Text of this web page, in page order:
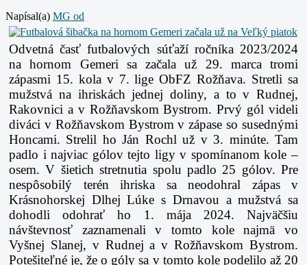
Napísal(a) MG od
Odvetná časť futbalových súťaží ročníka 2023/2024
na hornom Gemeri sa začala už 29. marca tromi
zápasmi 15. kola v 7. lige ObFZ Rožňava. Stretli sa
mužstvá na ihriskách jednej doliny, a to v Rudnej,
Rakovnici a v Rožňavskom Bystrom. Prvý gól videli
diváci v Rožňavskom Bystrom v zápase so susednými
Honcami. Strelil ho Ján Rochl už v 3. minúte. Tam
padlo i najviac gólov tejto ligy v spomínanom kole –
osem. V šietich stretnutia spolu padlo 25 gólov. Pre
nespôsobilý terén ihriska sa neodohral zápas v
Krásnohorskej Dlhej Lúke s Drnavou a mužstvá sa
dohodli odohrať ho 1. mája 2024. Najväčšiu
návštevnosť zaznamenali v tomto kole najmä vo
Vyšnej Slanej, v Rudnej a v Rožňavskom Bystrom.
Potešiteľné je, že o góly sa v tomto kole podelilo až 20